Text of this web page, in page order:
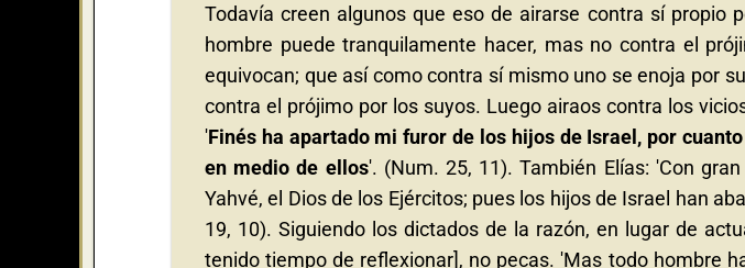
Todavía creen algunos que eso de airarse contra sí propio
hombre puede tranquilamente hacer, mas no contra el
equivocan; que así como contra sí mismo uno se enoja por
contra el prójimo por los suyos. Luego airaos contra los
'Finés ha apartado mi furor de los hijos de Israel, por
en medio de ellos'. (Num. 25, 11). También Elías: 'Con
Yahvé, el Dios de los Ejércitos; pues los hijos de Israel han
19, 10). Siguiendo los dictados de la razón, en lugar de
tenido tiempo de reflexionar], no pecas. 'Mas todo hombre